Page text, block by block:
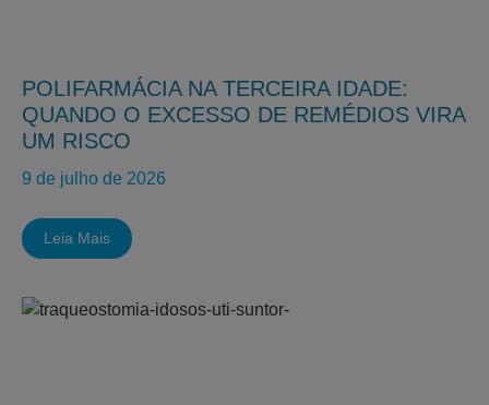
POLIFARMÁCIA NA TERCEIRA IDADE:
QUANDO O EXCESSO DE REMÉDIOS VIRA
UM RISCO
9 de julho de 2026
Leia Mais